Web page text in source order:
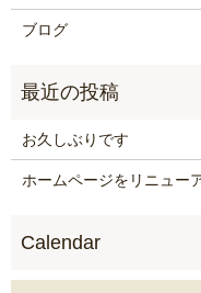
ブログ
お久しぶりです
ホームページをリニュー